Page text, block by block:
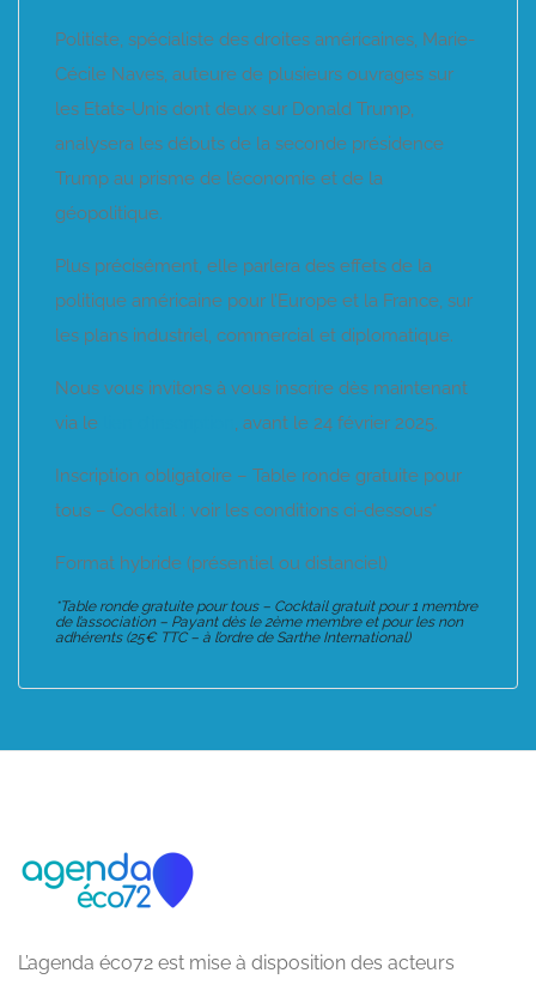
Politiste, spécialiste des droites américaines, Marie-
Cécile Naves, auteure de plusieurs ouvrages sur
les Etats-Unis dont deux sur Donald Trump,
analysera les débuts de la seconde présidence
Trump au prisme de l’économie et de la
géopolitique.
Plus précisément, elle parlera des effets de la
politique américaine pour l’Europe et la France, sur
les plans industriel, commercial et diplomatique.
Nous vous invitons à vous inscrire dès maintenant
via le
, avant le 24 février 2025.
Inscription obligatoire – Table ronde gratuite pour
tous – Cocktail : voir les conditions ci-dessous*
Format hybride (présentiel ou distanciel)
*Table ronde gratuite pour tous – Cocktail gratuit pour 1 membre
de l’association – Payant dès le 2ème membre et pour les non
adhérents (25€ TTC – à l’ordre de Sarthe International)
L’agenda éco72 est mise à disposition des acteurs